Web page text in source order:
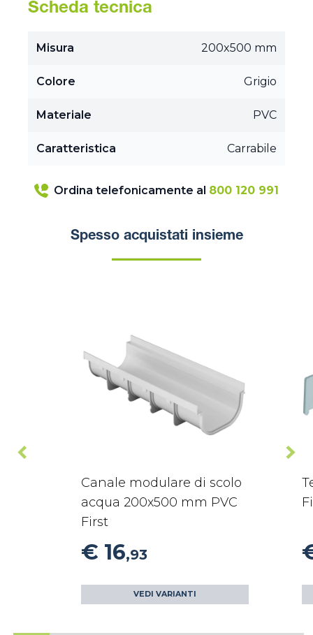
Scheda tecnica
Misura 200x500 mm
Colore Grigio
Materiale PVC
Caratteristica Carrabile
Ordina telefonicamente al 800 120 991
Spesso acquistati insieme
Canale modulare di scolo
acqua 200x500 mm PVC
First
€ 16,93
VEDI VARIANTI